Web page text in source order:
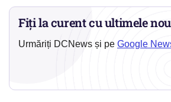
Fiți la curent cu ultimele
Urmăriți DCNews și pe Google